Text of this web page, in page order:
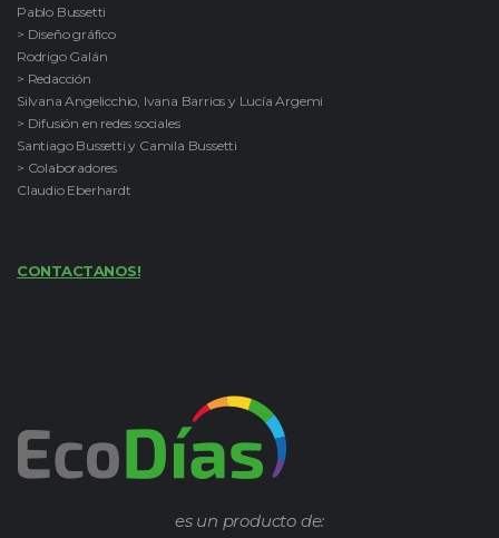
Pablo Bussetti
> Diseño gráfico
Rodrigo Galán
> Redacción
Silvana Angelicchio, Ivana Barrios y Lucía Argemi
> Difusión en redes sociales
Santiago Bussetti y Camila Bussetti
> Colaboradores
Claudio Eberhardt
CONTACTANOS!
es un producto de: